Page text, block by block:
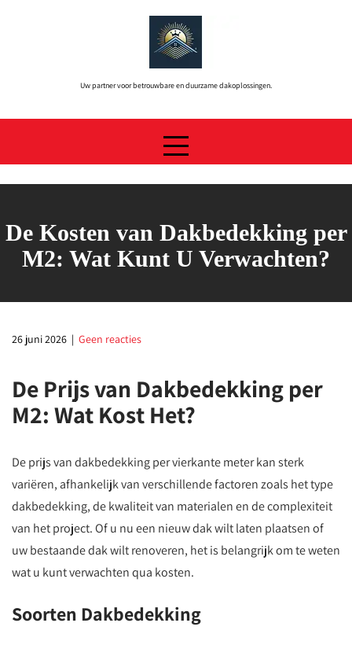
Uw partner voor betrouwbare en duurzame dakoplossingen.
De Kosten van Dakbedekking per
M2: Wat Kunt U Verwachten?
26 juni 2026 | Geen reacties
De Prijs van Dakbedekking per
M2: Wat Kost Het?
De prijs van dakbedekking per vierkante meter kan sterk
variëren, afhankelijk van verschillende factoren zoals het type
dakbedekking, de kwaliteit van materialen en de complexiteit
van het project. Of u nu een nieuw dak wilt laten plaatsen of
uw bestaande dak wilt renoveren, het is belangrijk om te weten
wat u kunt verwachten qua kosten.
Soorten Dakbedekking